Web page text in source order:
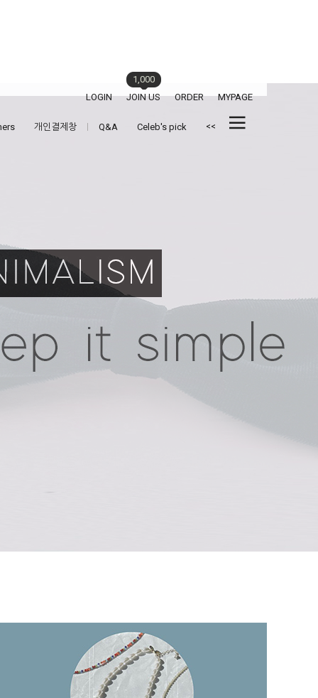
LOGIN JOIN US
1,000
ORDER
MYPAGE
개인결제창 Q&A Celeb's pick <<